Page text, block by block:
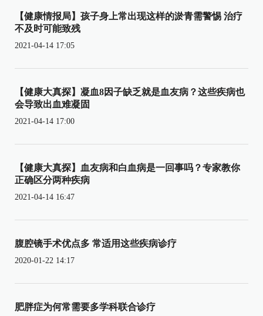
【健康情报局】孩子身上常出现这样的淤青需警惕 治疗
不及时可能致残
2021-04-14 17:05
【健康大真探】凝血8因子缺乏就是血友病？这些疾病也
会导致出血难凝固
2021-04-14 17:00
【健康大真探】血友病和白血病是一回事吗？专家教你
正确区分两种疾病
2021-04-14 16:47
腹腔镜手术优点多 常适用这些疾病诊疗
2020-01-22 14:17
肥胖症为何常需要多学科联合诊疗